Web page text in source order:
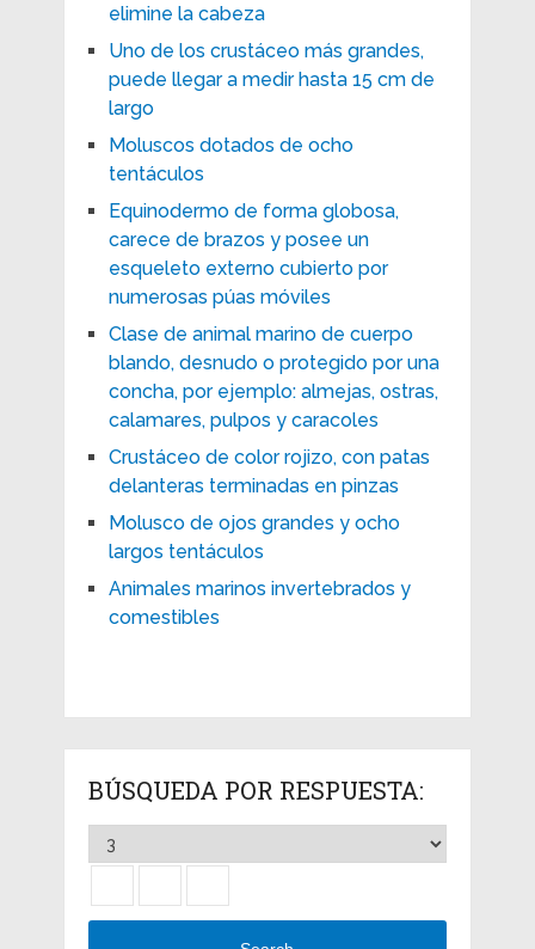
elimine la cabeza
Uno de los crustáceo más grandes,
puede llegar a medir hasta 15 cm de
largo
Moluscos dotados de ocho
tentáculos
Equinodermo de forma globosa,
carece de brazos y posee un
esqueleto externo cubierto por
numerosas púas móviles
Clase de animal marino de cuerpo
blando, desnudo o protegido por una
concha, por ejemplo: almejas, ostras,
calamares, pulpos y caracoles
Crustáceo de color rojizo, con patas
delanteras terminadas en pinzas
Molusco de ojos grandes y ocho
largos tentáculos
Animales marinos invertebrados y
comestibles
BÚSQUEDA POR RESPUESTA: